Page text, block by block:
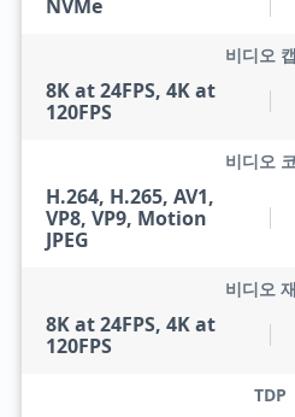
NVMe
8K at 24FPS, 4K at
120FPS
비디오
H.264, H.265, AV1,
VP8, VP9, Motion
JPEG
비디오
8K at 24FPS, 4K at
120FPS
비디오
TDP